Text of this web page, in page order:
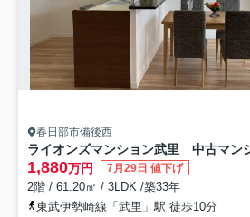
春日部市備後西
ライオンズマンション武里 中古マン
1,880万円 7月29日 値下げ
2階 / 61.20㎡ / 3LDK /築33年
東武伊勢崎線「武里」駅 徒歩10分